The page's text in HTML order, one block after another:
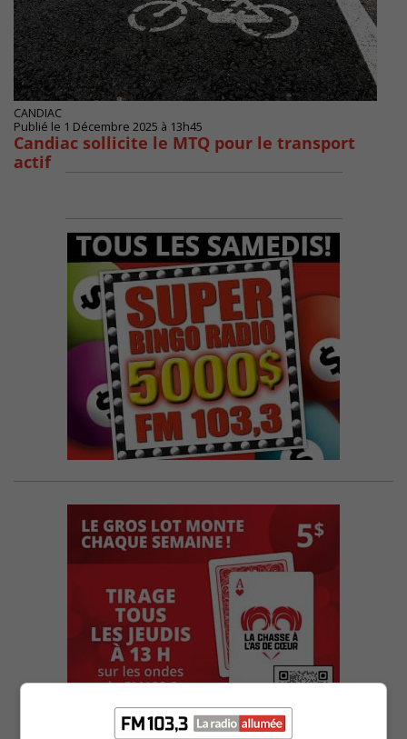
CANDIAC
Publié le 1 Décembre 2025 à 13h45
Candiac sollicite le MTQ pour le transport
actif